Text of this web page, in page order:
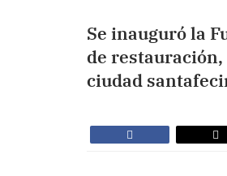
Se inauguró la
de
ciudad